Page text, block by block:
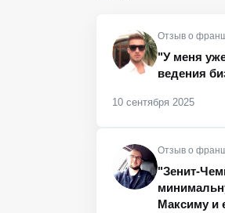
Отзыв о
"У меня
ведения
10 сентября 2025
Отзыв о
"Зенит-
Максиму и